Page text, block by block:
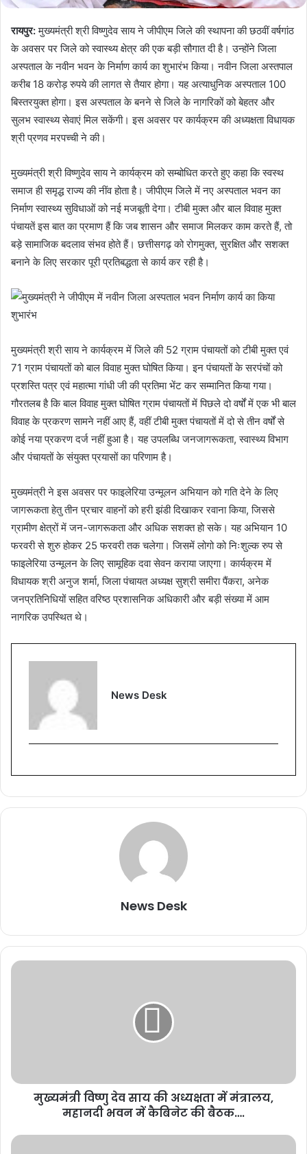
रायपुर:मुख्यमंत्री श्री विष्णुदेव साय ने जीपीएम जिले की स्थापना की छठवीं वर्षगांठ
के अवसर पर जिले को स्वास्थ्य क्षेत्र की एक बड़ी सौगात दी है। उन्होंने जिला
अस्पताल के नवीन भवन के निर्माण कार्य का शुभारंभ किया। नवीन जिला अस्तपाल
करीब 18 करोड़ रुपये की लागत से तैयार होगा। यह अत्याधुनिक अस्पताल 100
बिस्तरयुक्त होगा। इस अस्पताल के बनने से जिले के नागरिकों को बेहतर और
सुलभ स्वास्थ्य सेवाएं मिल सकेंगी। इस अवसर पर कार्यक्रम की अध्यक्षता विधायक
श्री प्रणव मरपच्ची ने की।
मुख्यमंत्री श्री विष्णुदेव साय ने कार्यक्रम को सम्बोधित करते हुए कहा कि स्वस्थ
समाज ही समृद्ध राज्य की नींव होता है। जीपीएम जिले में नए अस्पताल भवन का
निर्माण स्वास्थ्य सुविधाओं को नई मजबूती देगा। टीबी मुक्त और बाल विवाह मुक्त
पंचायतें इस बात का प्रमाण हैं कि जब शासन और समाज मिलकर काम करते हैं, तो
बड़े सामाजिक बदलाव संभव होते हैं। छत्तीसगढ़ को रोगमुक्त, सुरक्षित और सशक्त
बनाने के लिए सरकार पूरी प्रतिबद्धता से कार्य कर रही है।
मुख्यमंत्री श्री साय ने कार्यक्रम में जिले की 52 ग्राम पंचायतों को टीबी मुक्त एवं
71 ग्राम पंचायतों को बाल विवाह मुक्त घोषित किया। इन पंचायतों के सरपंचों को
प्रशस्ति पत्र एवं महात्मा गांधी जी की प्रतिमा भेंट कर सम्मानित किया गया।
गौरतलब है कि बाल विवाह मुक्त घोषित ग्राम पंचायतों में पिछले दो वर्षों में एक भी बाल
विवाह के प्रकरण सामने नहीं आए हैं, वहीं टीबी मुक्त पंचायतों में दो से तीन वर्षों से
कोई नया प्रकरण दर्ज नहीं हुआ है। यह उपलब्धि जनजागरूकता, स्वास्थ्य विभाग
और पंचायतों के संयुक्त प्रयासों का परिणाम है।
मुख्यमंत्री ने इस अवसर पर फाइलेरिया उन्मूलन अभियान को गति देने के लिए
जागरूकता हेतु तीन प्रचार वाहनों को हरी झंडी दिखाकर रवाना किया, जिससे
ग्रामीण क्षेत्रों में जन-जागरूकता और अधिक सशक्त हो सके। यह अभियान 10
फरवरी से शुरु होकर 25 फरवरी तक चलेगा। जिसमें लोगो को निःशुल्क रुप से
फाइलेरिया उन्मूलन के लिए सामूहिक दवा सेवन कराया जाएगा। कार्यक्रम में
विधायक श्री अनुज शर्मा, जिला पंचायत अध्यक्ष सुश्री समीरा पैंकरा, अनेक
जनप्रतिनिधियों सहित वरिष्ठ प्रशासनिक अधिकारी और बड़ी संख्या में आम
नागरिक उपस्थित थे।
News Desk
News Desk
मुख्यमंत्री विष्णु देव साय की अध्यक्षता में मंत्रालय,
महानदी भवन में कैबिनेट की बैठक….